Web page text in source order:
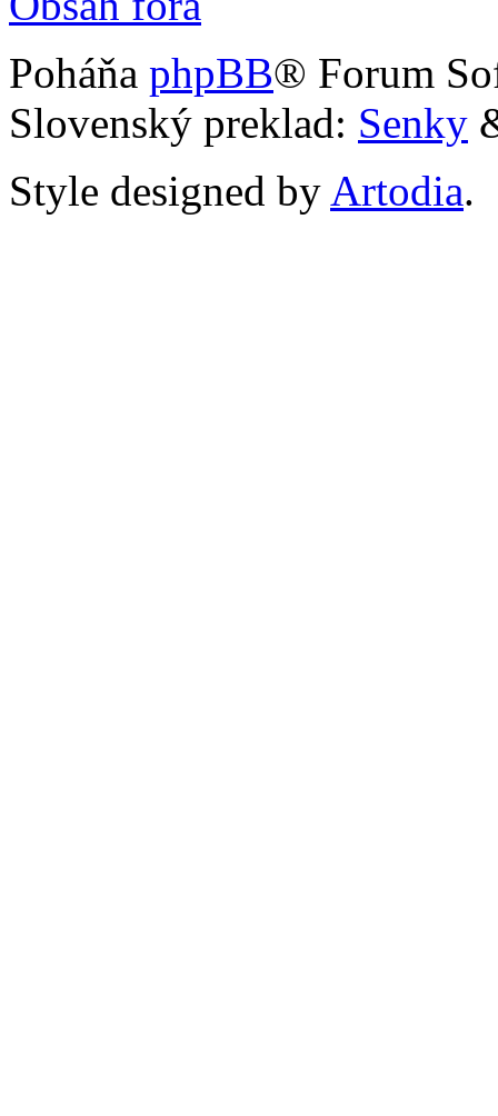
Poháňa phpBB® Forum
Slovenský preklad: Senky
Style designed by Artodia.